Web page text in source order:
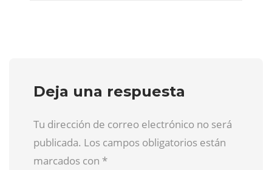
Deja una respuesta
Tu dirección de correo electrónico no será
publicada. Los campos obligatorios están
marcados con *